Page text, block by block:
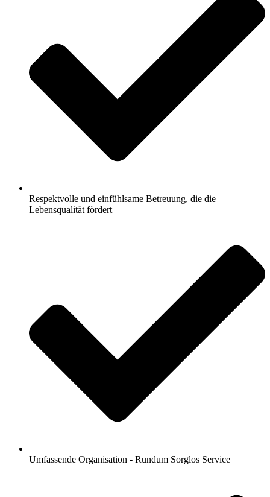
Respektvolle und einfühlsame Betreuung, die die
Lebensqualität fördert
Umfassende Organisation - Rundum Sorglos Service